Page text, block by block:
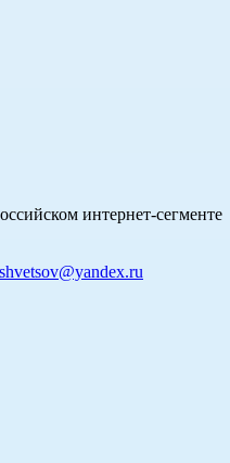
интернет-сегменте